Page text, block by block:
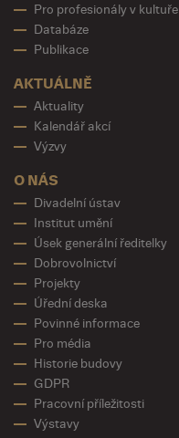
Pro profesionály v kultuře
Databáze
Publikace
AKTUÁLNĚ
Aktuality
Kalendář akcí
Výzvy
O NÁS
Divadelní ústav
Institut umění
Úsek generální ředitelky
Dobrovolnictví
Projekty
Úřední deska
Povinné informace
Pro média
Historie budovy
GDPR
Pracovní příležitosti
Výstavy